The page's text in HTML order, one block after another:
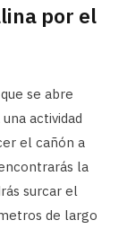
por el
se abre
actividad
el cañón a
la
surcar el
de largo